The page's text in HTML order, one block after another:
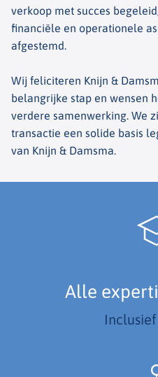
verkoop met succes
financiële en operationele
afgestemd.
Wij feliciteren Knijn &
belangrijke stap en wensen
verdere samenwerking. We
transactie een solide basis
van Knijn & Damsma.
Alle